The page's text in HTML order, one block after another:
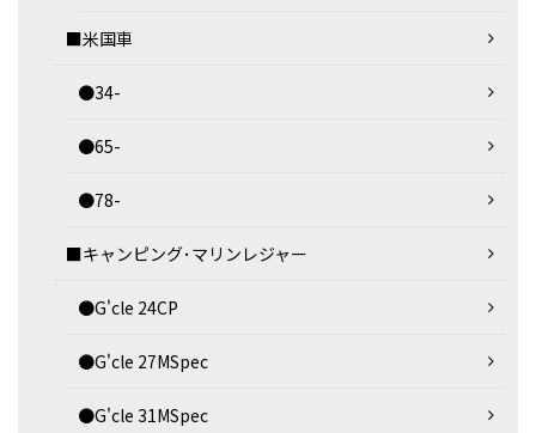
■米国車
●34-
●65-
●78-
■キャンピング･マリンレジャー
●G'cle 24CP
●G'cle 27MSpec
●G'cle 31MSpec